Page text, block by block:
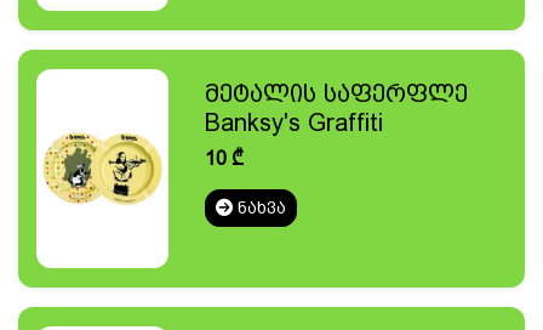
მეტალის საფერფლე
Banksy's Graffiti
10₾
ᲜᲐᲮᲕᲐ